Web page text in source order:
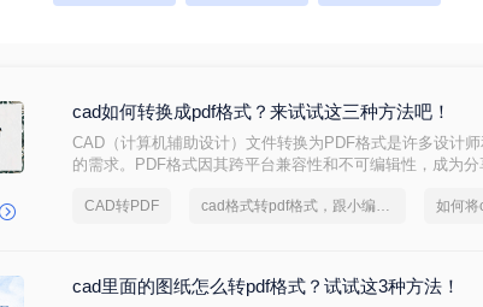
cad如何转换成pdf格式？来试试这三种方法吧！
CAD（计算机辅助设计）文件转换为PDF格式是许多设计
的需求。PDF格式因其跨平台兼容性和不可编辑性，成为
CAD转PDF cad格式转pdf格式，跟小编来学习吧
cad里面的图纸怎么转pdf格式？试试这3种方法！